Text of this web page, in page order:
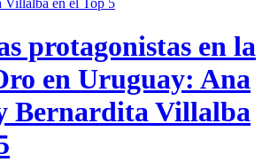
protagonistas en la
en Uruguay: Ana
Bernardita Villalba